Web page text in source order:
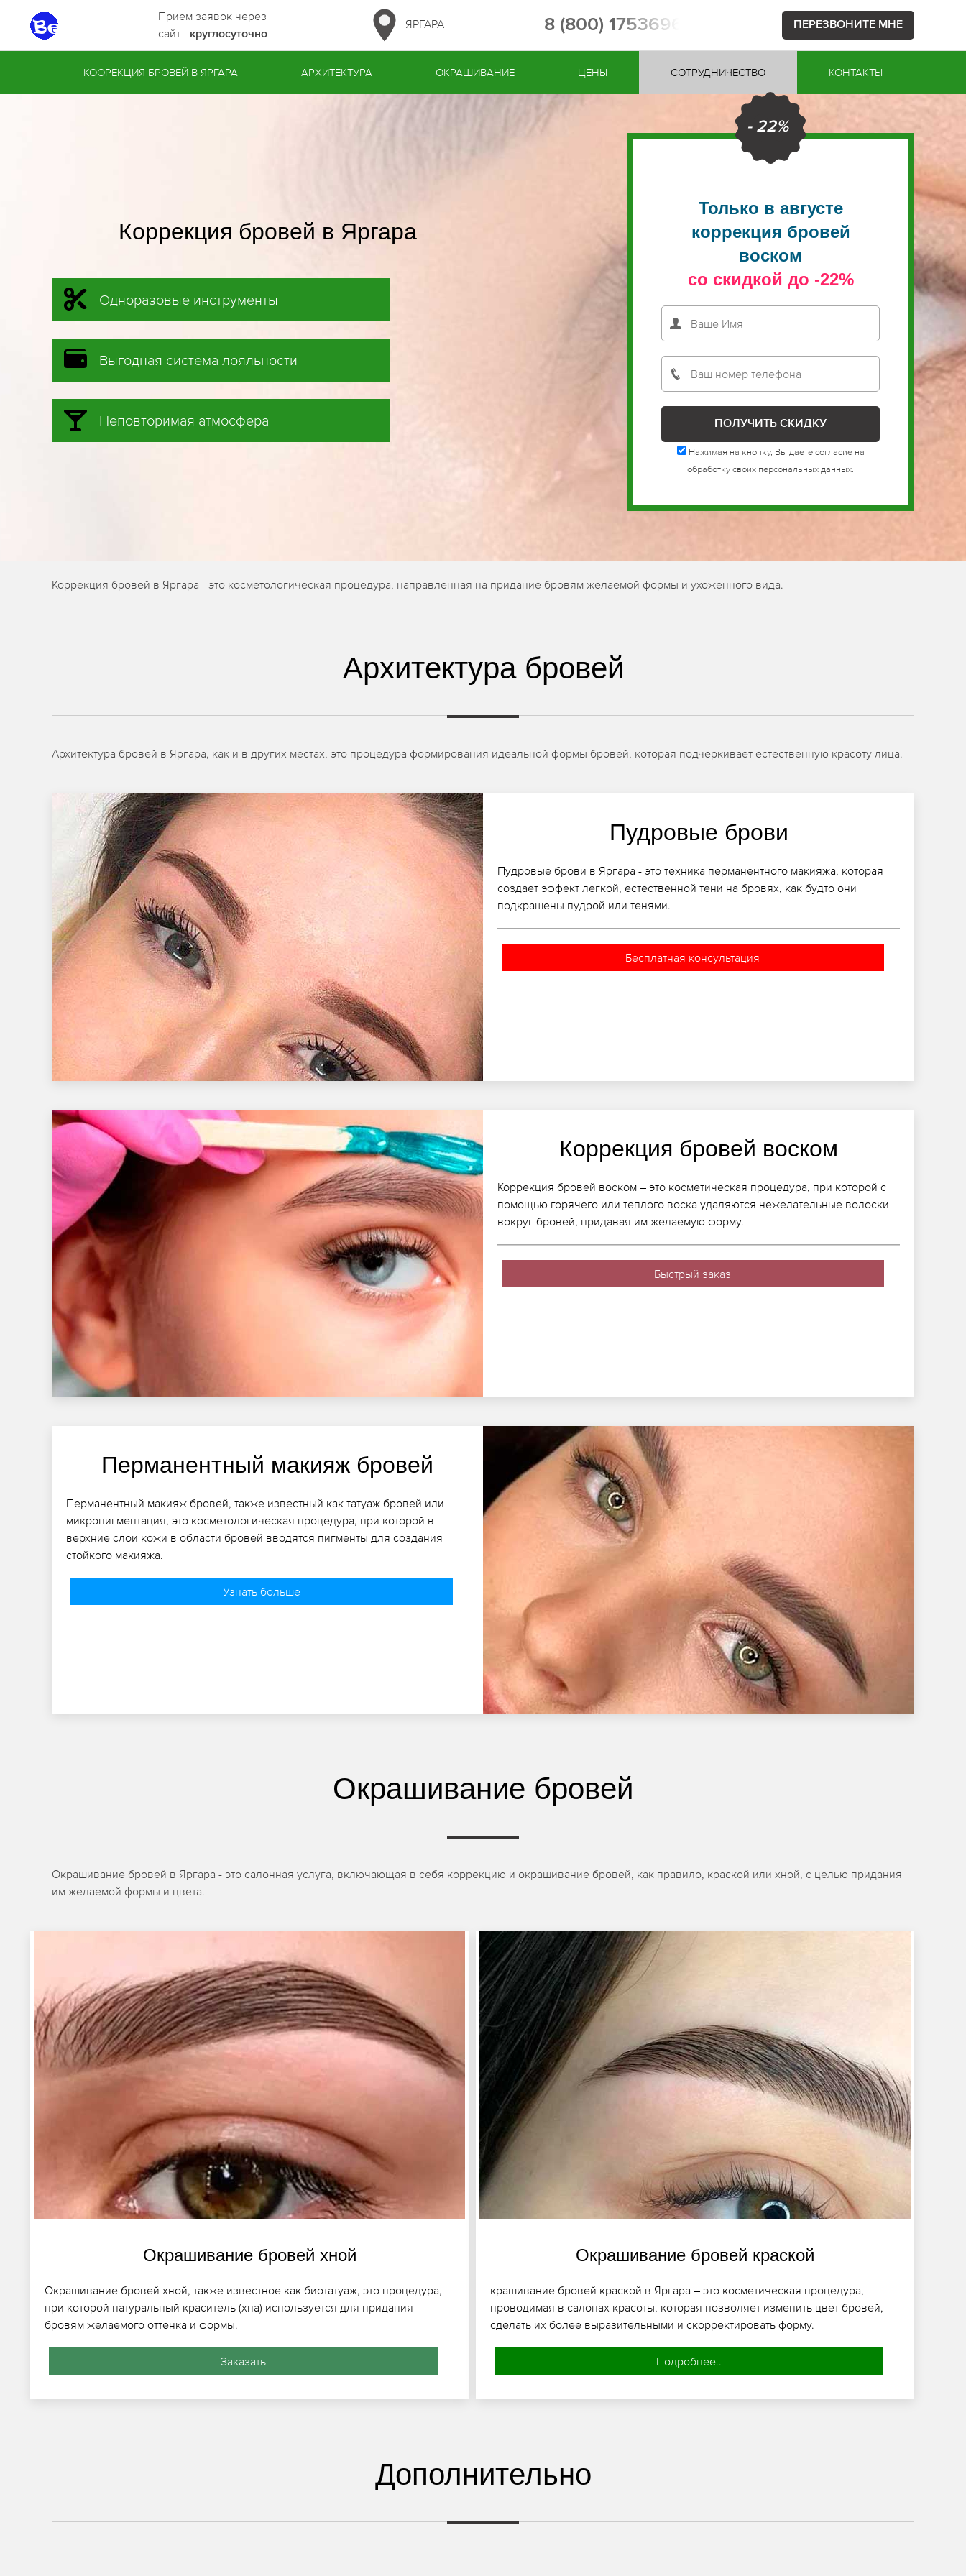
Прием заявок через
сайт - круглосуточно
ЯРГАРА 8 (800) 1753696 ПЕРЕЗВОНИТЕ МНЕ
КООРЕКЦИЯ БРОВЕЙ В ЯРГАРА АРХИТЕКТУРА ОКРАШИВАНИЕ ЦЕНЫ СОТРУДНИЧЕСТВО КОНТАКТЫ
Коррекция бровей в Яргара
Одноразовые инструменты
Выгодная система лояльности
Неповторимая атмосфера
- 22%
Только в августе
коррекция бровей
воском
со скидкой до -22%
Нажимая на кнопку, Вы даете согласие на
обработку своих персональных данных.
Коррекция бровей в Яргара - это косметологическая процедура, направленная на придание бровям желаемой формы и ухоженного вида.
Архитектура бровей
Архитектура бровей в Яргара, как и в других местах, это процедура формирования идеальной формы бровей, которая подчеркивает естественную красоту лица.
Пудровые брови
Пудровые брови в Яргара - это техника перманентного макияжа, которая
создает эффект легкой, естественной тени на бровях, как будто они
подкрашены пудрой или тенями.
Бесплатная консультация
Коррекция бровей воском
Коррекция бровей воском – это косметическая процедура, при которой с
помощью горячего или теплого воска удаляются нежелательные волоски
вокруг бровей, придавая им желаемую форму.
Быстрый заказ
Перманентный макияж бровей
Перманентный макияж бровей, также известный как татуаж бровей или
микропигментация, это косметологическая процедура, при которой в
верхние слои кожи в области бровей вводятся пигменты для создания
стойкого макияжа.
Узнать больше
Окрашивание бровей
Окрашивание бровей в Яргара - это салонная услуга, включающая в себя коррекцию и окрашивание бровей, как правило, краской или хной, с целью придания
им желаемой формы и цвета.
Окрашивание бровей хной
Окрашивание бровей хной, также известное как биотатуаж, это процедура,
при которой натуральный краситель (хна) используется для придания
бровям желаемого оттенка и формы.
Заказать
Окрашивание бровей краской
крашивание бровей краской в Яргара – это косметическая процедура,
проводимая в салонах красоты, которая позволяет изменить цвет бровей,
сделать их более выразительными и скорректировать форму.
Подробнее..
Дополнительно